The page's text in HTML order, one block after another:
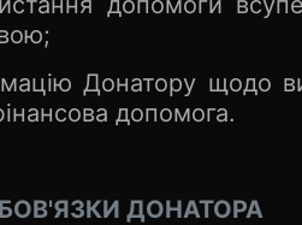
Донатору щодо
допомога.
ДОНАТОРА